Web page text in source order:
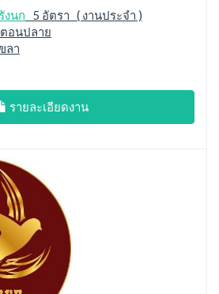
งนก 5 อัตรา ( งานประจำ )
อนปลาย
ลา
รายละเอียดงาน